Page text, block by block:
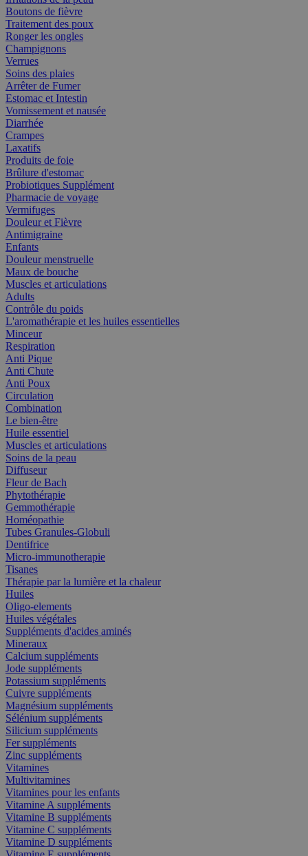
Boutons de fièvre
Traitement des poux
Ronger les ongles
Champignons
Verrues
Soins des plaies
Arrêter de Fumer
Estomac et Intestin
Vomissement et nausée
Diarrhée
Crampes
Laxatifs
Produits de foie
Brûlure d'estomac
Probiotiques Supplément
Pharmacie de voyage
Vermifuges
Douleur et Fièvre
Antimigraine
Enfants
Douleur menstruelle
Maux de bouche
Muscles et articulations
Adults
Contrôle du poids
L'aromathérapie et les huiles essentielles
Minceur
Respiration
Anti Pique
Anti Chute
Anti Poux
Circulation
Combination
Le bien-être
Huile essentiel
Muscles et articulations
Soins de la peau
Diffuseur
Fleur de Bach
Phytothérapie
Gemmothérapie
Homéopathie
Tubes Granules-Globuli
Dentifrice
Micro-immunotherapie
Tisanes
Thérapie par la lumière et la chaleur
Huiles
Oligo-elements
Huiles végétales
Suppléments d'acides aminés
Mineraux
Calcium suppléments
Jode suppléments
Potassium suppléments
Cuivre suppléments
Magnésium suppléments
Sélénium suppléments
Silicium suppléments
Fer suppléments
Zinc suppléments
Vitamines
Multivitamines
Vitamines pour les enfants
Vitamine A suppléments
Vitamine B suppléments
Vitamine C suppléments
Vitamine D suppléments